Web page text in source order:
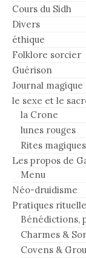
Cours du Sidh
Divers
éthique
Folklore sorcier
Guérison
Journal magique
le sexe et le
la Crone
lunes rouges
Rites magiques
Les propos de
Menu
Néo-druidisme
Pratiques
Bénédictions,
Charmes &
Covens &